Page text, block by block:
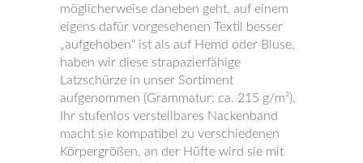
möglicherweise daneben geht, auf einem
eigens dafür vorgesehenen Textil besser
„aufgehoben“ ist als auf Hemd oder Bluse,
haben wir diese strapazierfähige
Latzschürze in unser Sortiment
aufgenommen (Grammatur: ca. 215 g/m²).
Ihr stufenlos verstellbares Nackenband
macht sie kompatibel zu verschiedenen
Körpergrößen, an der Hüfte wird sie mit